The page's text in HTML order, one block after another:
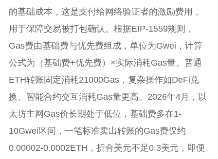
的基础成本，这是支付给网络验证者的激励费用，
用于保障交易被打包确认。根据EIP-1559规则，
Gas费由基础费与优先费组成，单位为Gwei，计算
公式为（基础费+优先费）×实际消耗Gas量。普通
ETH转账固定消耗21000Gas，复杂操作如DeFi兑
换、智能合约交互消耗Gas量更高。2026年4月，以
太坊主网Gas价长期处于低位，基础费多在1-
10Gwei区间，一笔标准卖出转账的Gas费仅约
0.00002-0.0002ETH，折合美元不足0.3美元，即便